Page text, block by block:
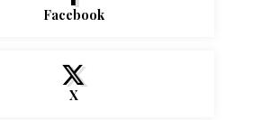
Facebook
X